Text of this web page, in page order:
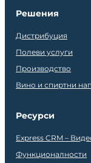
Решения
Дистрибуция
Полеви услуги
Производство
Вино и спиртни
Ресурси
Express CRM –
Функционалности